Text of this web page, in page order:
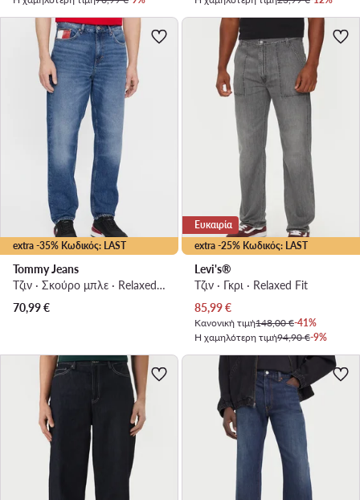
extra -35% Κωδικός: LAST
Tommy Jeans
Τζιν · Σκούρο μπλε · Relaxed Fit
70,99€
extra -25% Κωδικός: LAST
Ευκαιρία
Levi's®
Τζιν · Γκρι · Relaxed Fit
Τρέχουσα τιμή
85,99€
Κανονική τιμή148,00 €-41%
Η χαμηλότερη τιμή94,90 €-9%